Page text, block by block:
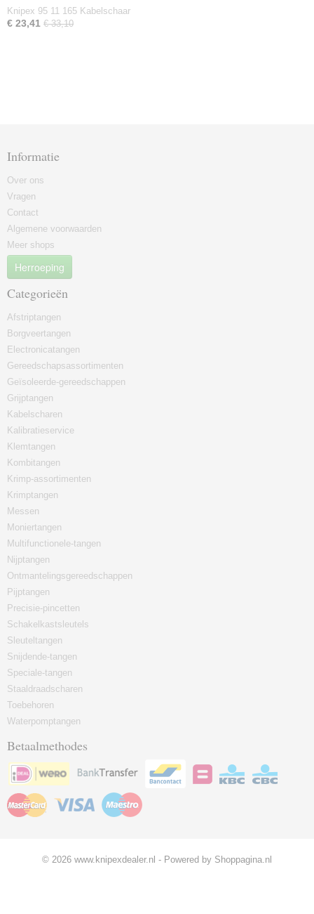
Knipex 95 11 165 Kabelschaar
€ 23,41 € 33,10
Informatie
Over ons
Vragen
Contact
Algemene voorwaarden
Meer shops
Herroeping
Categorieën
Afstriptangen
Borgveertangen
Electronicatangen
Gereedschapsassortimenten
Geïsoleerde-gereedschappen
Grijptangen
Kabelscharen
Kalibratieservice
Klemtangen
Kombitangen
Krimp-assortimenten
Krimptangen
Messen
Moniertangen
Multifunctionele-tangen
Nijptangen
Ontmantelingsgereedschappen
Pijptangen
Precisie-pincetten
Schakelkastsleutels
Sleuteltangen
Snijdende-tangen
Speciale-tangen
Staaldraadscharen
Toebehoren
Waterpomptangen
Betaalmethodes
© 2026 www.knipexdealer.nl - Powered by Shoppagina.nl